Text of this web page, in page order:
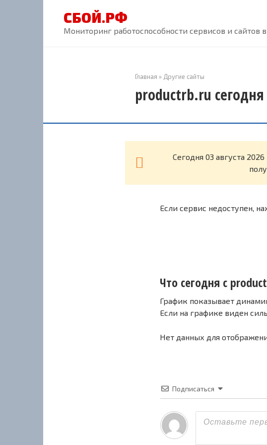
СБОЙ.РФ
Мониторинг работоспособности сервисов и сайтов
Главная » Другие сайты
productrb.ru сегодня
Cегодня 03 августа
Если сервис недоступен,
Что сегодня с
График показывает
Если на графике виден
Нет данных для
Подписаться